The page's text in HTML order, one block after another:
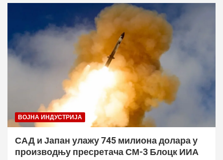
ВОЈНА ИНДУСТРИЈА
САД и Јапан улажу 745 милиона долара у
производњу пресретача СМ-3 Блоцк ИИА